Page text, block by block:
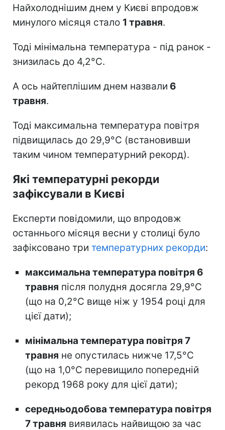
Найхолоднішим днем у Києві впродовж
минулого місяця стало 1 травня.
Тоді мінімальна температура - під ранок -
знизилась до 4,2°С.
А ось найтеплішим днем назвали 6
травня.
Тоді максимальна температура повітря
підвищилась до 29,9°С (встановивши
таким чином температурний рекорд).
Які температурні рекорди
зафіксували в Києві
Експерти повідомили, що впродовж
останнього місяця весни у столиці було
зафіксовано три температурних рекорди:
максимальна температура повітря 6
травня після полудня досягла 29,9°С
(що на 0,2°С вище ніж у 1954 році для
цієї дати);
мінімальна температура повітря 7
травня не опустилась нижче 17,5°С
(що на 1,0°С перевищило попередній
рекорд 1968 року для цієї дати);
середньодобова температура повітря
7 травня виявилась найвищою за час